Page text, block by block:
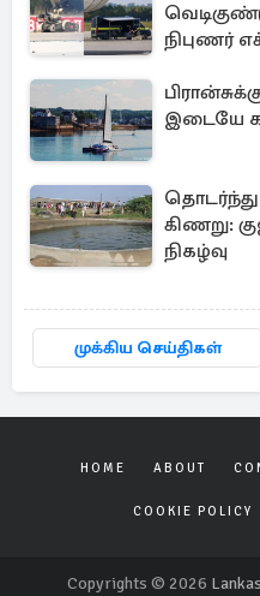
நிபுணர்
இடையே
கிணறு:
நிகழ்வு
முக்கிய செய்திகள்
HOME ABOUT
COOKIE POLICY
Copyrights © 2026